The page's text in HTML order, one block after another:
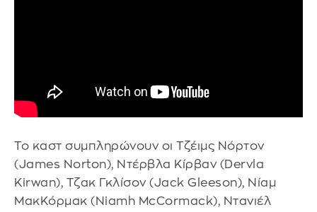
διαχειριστούν την τεράστια αυτοκρατορία που
τους άφησε.
Το καστ συμπληρώνουν οι Τζέιμς Νόρτον
(James Norton), Ντέρβλα Κίρβαν (Dervla
Kirwan), Τζακ Γκλίσον (Jack Gleeson), Νίαμ
ΜακΚόρμακ (Niamh McCormack), Ντανιέλ